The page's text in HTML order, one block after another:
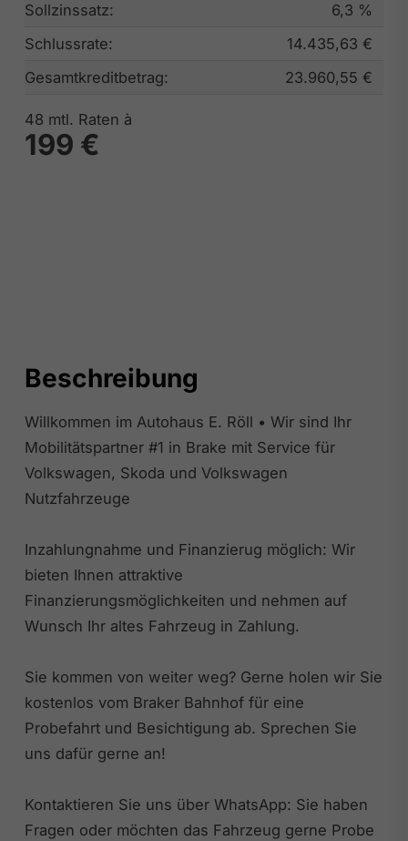
Sollzinssatz:
6,3 %
Schlussrate:
14.435,63 €
Gesamtkreditbetrag:
23.960,55 €
48 mtl. Raten à
199 €
Beschreibung
Willkommen im Autohaus E. Röll • Wir sind Ihr
Mobilitätspartner #1 in Brake mit Service für
Volkswagen, Skoda und Volkswagen
Nutzfahrzeuge
Inzahlungnahme und Finanzierug möglich: Wir
bieten Ihnen attraktive
Finanzierungsmöglichkeiten und nehmen auf
Wunsch Ihr altes Fahrzeug in Zahlung.
Sie kommen von weiter weg? Gerne holen wir Sie
kostenlos vom Braker Bahnhof für eine
Probefahrt und Besichtigung ab. Sprechen Sie
uns dafür gerne an!
Kontaktieren Sie uns über WhatsApp: Sie haben
Fragen oder möchten das Fahrzeug gerne Probe